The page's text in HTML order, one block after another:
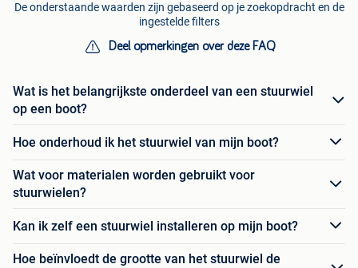
De onderstaande waarden zijn gebaseerd op je zoekopdracht en de
ingestelde filters
Deel opmerkingen over deze FAQ
Wat is het belangrijkste onderdeel van een stuurwiel
op een boot?
Hoe onderhoud ik het stuurwiel van mijn boot?
Wat voor materialen worden gebruikt voor
stuurwielen?
Kan ik zelf een stuurwiel installeren op mijn boot?
Hoe beïnvloedt de grootte van het stuurwiel de